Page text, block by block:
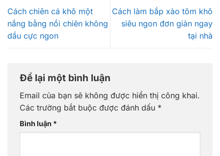
Cách chiên cá khô một
nắng bằng nồi chiên không
dầu cực ngon
Cách làm bắp xào tôm khô
siêu ngon đơn giản ngay
tại nhà
Để lại một bình luận
Email của bạn sẽ không được hiển thị công khai.
Các trường bắt buộc được đánh dấu *
Bình luận *